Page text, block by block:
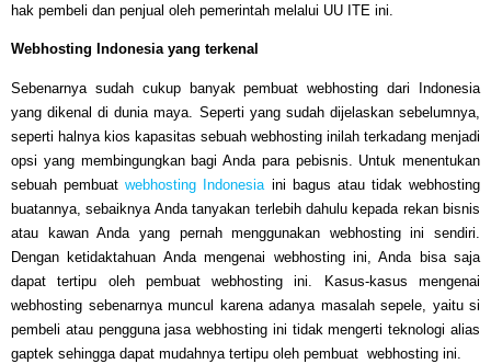
hak pembeli dan penjual oleh pemerintah melalui UU ITE ini.
Webhosting Indonesia yang terkenal
Sebenarnya sudah cukup banyak pembuat webhosting dari Indonesia
yang dikenal di dunia maya. Seperti yang sudah dijelaskan sebelumnya,
seperti halnya kios kapasitas sebuah webhosting inilah terkadang menjadi
opsi yang membingungkan bagi Anda para pebisnis. Untuk menentukan
sebuah pembuatwebhosting Indonesia ini bagus atau tidak webhosting
buatannya, sebaiknya Anda tanyakan terlebih dahulu kepada rekan bisnis
atau kawan Anda yang pernah menggunakan webhosting ini sendiri.
Dengan ketidaktahuan Anda mengenai webhosting ini, Anda bisa saja
dapat tertipu oleh pembuat webhosting ini. Kasus-kasus mengenai
webhosting sebenarnya muncul karena adanya masalah sepele, yaitu si
pembeli atau pengguna jasa webhosting ini tidak mengerti teknologi alias
gaptek sehingga dapat mudahnya tertipu oleh pembuat webhosting ini.